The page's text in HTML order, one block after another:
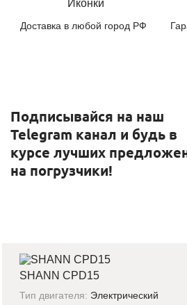
Доставка в любой город РФ
Подписывайся на наш
Telegram канал и будь в
курсе лучших
на погрузчики!
SHANN CPD15
Тип двигателя: Электрический